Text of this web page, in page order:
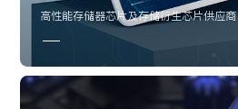
高性能存储器芯片及存储衍生芯片供应商